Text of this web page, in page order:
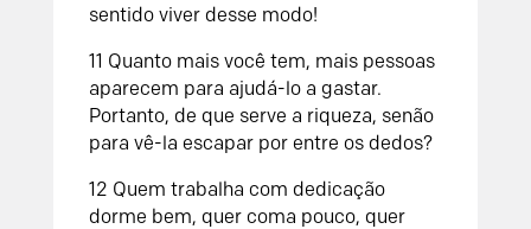
sentido viver desse modo!
11 Quanto mais você tem, mais pessoas
aparecem para ajudá-lo a gastar.
Portanto, de que serve a riqueza, senão
para vê-la escapar por entre os dedos?
12 Quem trabalha com dedicação
dorme bem, quer coma pouco, quer